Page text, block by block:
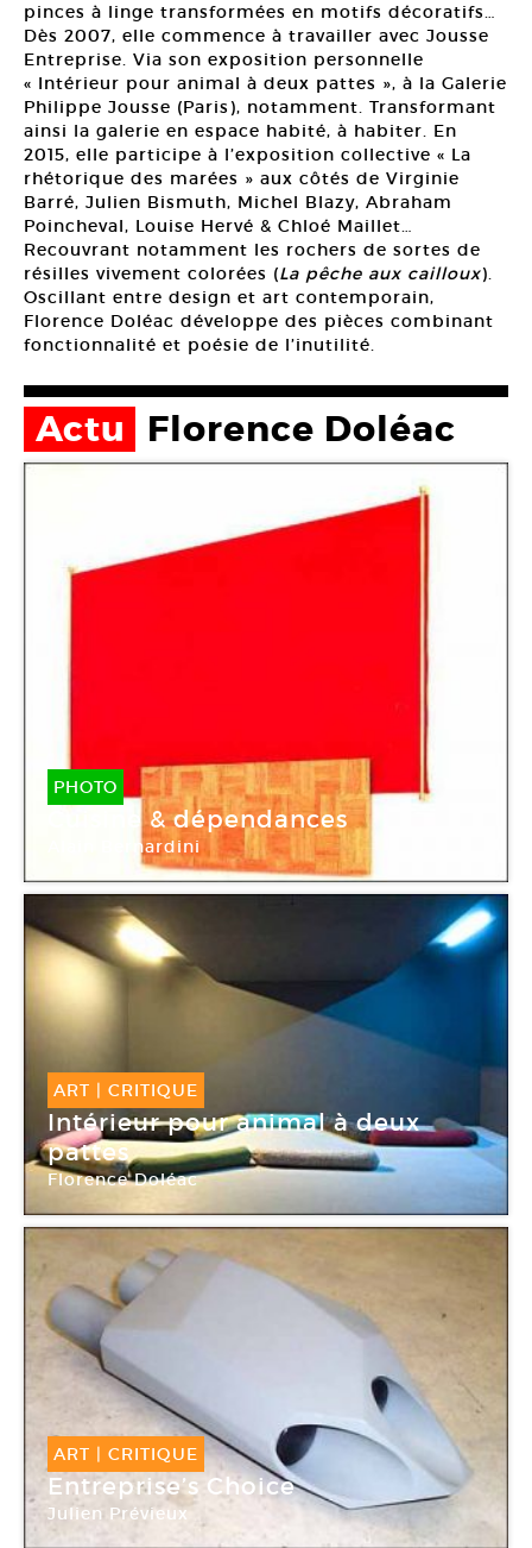
pinces à linge transformées en motifs décoratifs…
Dès 2007, elle commence à travailler avec Jousse
Entreprise. Via son exposition personnelle
« Intérieur pour animal à deux pattes », à la Galerie
Philippe Jousse (Paris), notamment. Transformant
ainsi la galerie en espace habité, à habiter. En
2015, elle participe à l’exposition collective « La
rhétorique des marées » aux côtés de Virginie
Barré, Julien Bismuth, Michel Blazy, Abraham
Poincheval, Louise Hervé & Chloé Maillet…
Recouvrant notamment les rochers de sortes de
résilles vivement colorées (La pêche aux cailloux).
Oscillant entre design et art contemporain,
Florence Doléac développe des pièces combinant
fonctionnalité et poésie de l’inutilité.
Actu Florence Doléac
PHOTO
Cuisine & dépendances
Alain Bernardini
ART CRITIQUE
Intérieur pour animal à deux
pattes
Florence Doléac
ART | CRITIQUE
Entreprise’s Choice
Julien Prévieux
Galerie Philippe Jousse